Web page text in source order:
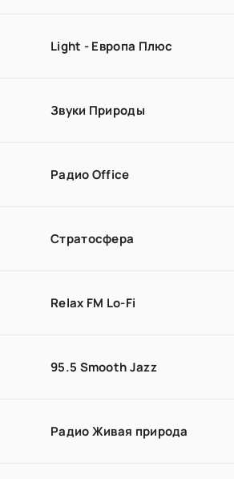
Light - Европа Плюс
Звуки Природы
Радио Office
Стратосфера
Relax FM Lo-Fi
95.5 Smooth Jazz
Радио Живая природа